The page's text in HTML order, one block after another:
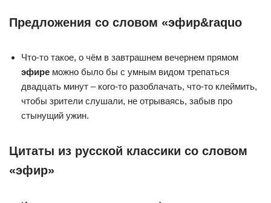
Предложения со словом «эфир&raquo
Что-то такое, о чём в завтрашнем вечернем прямом
эфире можно было бы с умным видом трепаться
двадцать минут – кого-то разоблачать, что-то клеймить,
чтобы зрители слушали, не отрываясь, забыв про
стынущий ужин.
Цитаты из русской классики со словом
«эфир»